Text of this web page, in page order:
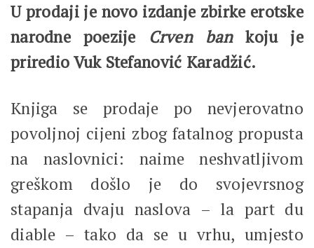
U prodaji je novo izdanje zbirke erotske
narodne poezije Crven bankoju je
priredio Vuk Stefanović Karadžić.
Knjiga se prodaje po nevjerovatno
povoljnoj cijeni zbog fatalnog propusta
na naslovnici: naime neshvatljivom
greškom došlo je do svojevrsnog
stapanja dvaju naslova – la part du
diable – tako da se u vrhu, umjesto